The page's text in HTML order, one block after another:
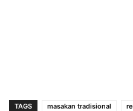
TAGS masakan tradisional